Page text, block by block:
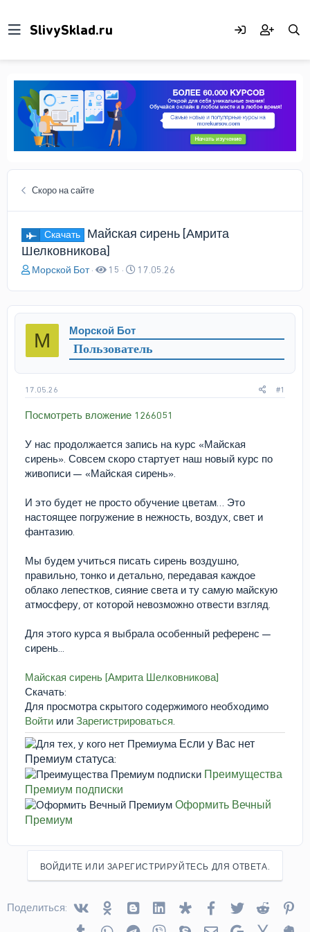
Скоро на сайте
Скачать
Майская сирень [Амрита
Шелковникова]
А
о
р
е
ы
Морской Бот 15
Д
а
ч
а
л
17.05.26
М Морской Бот
Пользователь
17.05.26 #1
Посмотреть вложение 1266051
У нас продолжается запись на курс «Майская
сирень». Совсем скоро стартует наш новый курс по
живописи — «Майская сирень».
И это будет не просто обучение цветам… Это
настоящее погружение в нежность, воздух, свет и
фантазию.
Мы будем учиться писать сирень воздушно,
правильно, тонко и детально, передавая каждое
облако лепестков, сияние света и ту самую майскую
атмосферу, от которой невозможно отвести взгляд.
Для этого курса я выбрала особенный референс —
сирень...
Майская сирень [Амрита Шелковникова]
Скачать:
Для просмотра скрытого содержимого необходимо
Войти или Зарегистрироваться
Если у Вас нет
Премиум статуса:
Преимущества
Премиум подписки
Оформить Вечный
Премиум
ВОЙДИТЕ ИЛИ ЗАРЕГИСТРИРУЙТЕСЬ ДЛЯ ОТВЕТА.
Поделиться: VkontakteOdnoklassniki
Blogger Linked InDiasporaFacebook
TwitterReddit